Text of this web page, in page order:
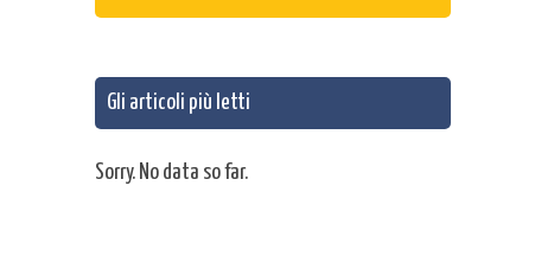
Gli articoli più letti
Sorry. No data so far.